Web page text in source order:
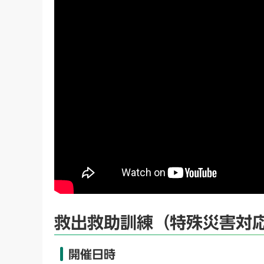
救出救助訓練（特殊災害対
開催日時